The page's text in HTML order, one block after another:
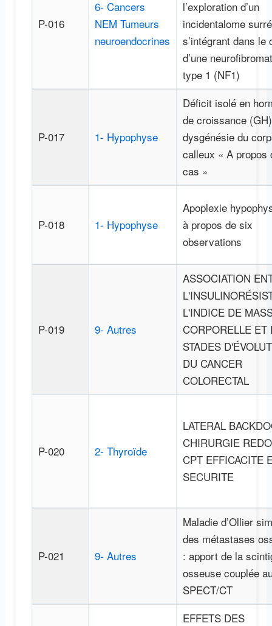
P-016
6- Cancers
NEM Tumeurs
neuroendocrines
l’exploration d’un
incidentalome
s’intégrant dans le
d’une
type 1 (NF1)
P-017 1- Hypophyse
Déficit isolé en
de croissance
dysgénésie du
calleux « A propos
cas »
P-018 1- Hypophyse
Apoplexie
à propos de six
observations
P-019 9- Autres
ASSOCIATION
L'INDICE DE
CORPORELLE ET
STADES
DU CANCER
COLORECTAL
P-020 2- Thyroïde
LATERAL
CHIRURGIE
CPT EFFICACITE
SECURITE
P-021 9- Autres
Maladie d’Ollier
des métastases
: apport de la
osseuse couplée
SPECT/CT
EFFETS DES